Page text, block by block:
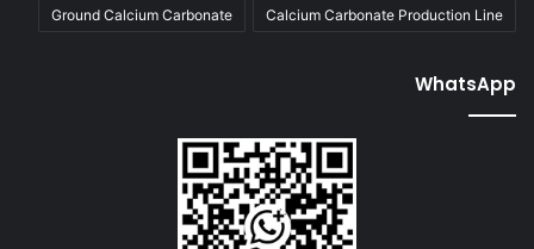
Calcium Carbonate Production Line
Ground Calcium Carbonate
WhatsApp